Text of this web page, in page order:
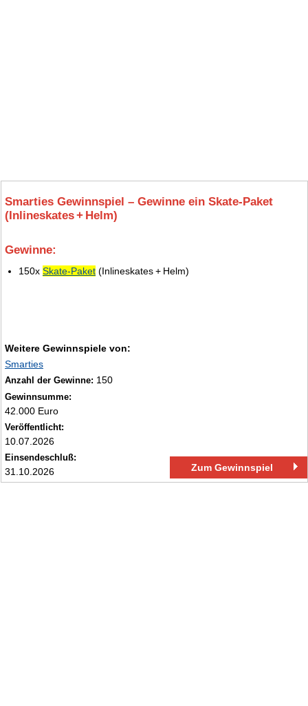
Smarties Gewinnspiel – Gewinne ein Skate‑Paket
(Inlineskates + Helm)
Gewinne:
150x Skate‑Paket (Inlineskates + Helm)
Weitere Gewinnspiele von:
Smarties
Anzahl der Gewinne: 150
Gewinnsumme:
42.000 Euro
Veröffentlicht:
10.07.2026
Einsendeschluß:
31.10.2026 Zum Gewinnspiel